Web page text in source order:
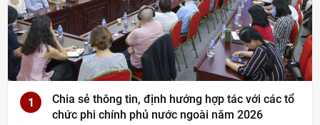
1
Chia sẻ thông tin, định hướng hợp tác với các tổ
chức phi chính phủ nước ngoài năm 2026